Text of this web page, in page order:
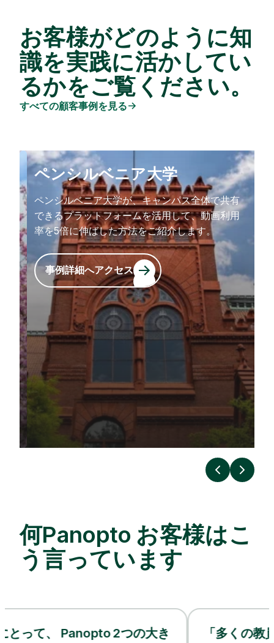
お客様がどのように知
識を実践に活かしてい
るかをご覧ください。
すべての顧客事例を見る
ペンシルベニア大学
ペンシルベニア大学が、キャンパス全体で共有
できるプラットフォームを活用して、動画利用
率を5倍に伸ばした方法をご紹介します。
事例詳細へアクセス
事例詳細へアクセス
事例詳細へアクセス
事例詳細へアクセス
事例詳細へアクセス
事例詳細へアクセス
事例詳細へアクセス
事例詳細へアクセス
前
次
何Panopto お客様はこ
う言っています
2つの大き
「多くの教員から、